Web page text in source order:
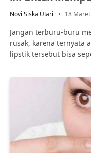
Novi Siska Utari 18
Jangan terburu-buru
rusak, karena ternyata
lipstik tersebut bisa